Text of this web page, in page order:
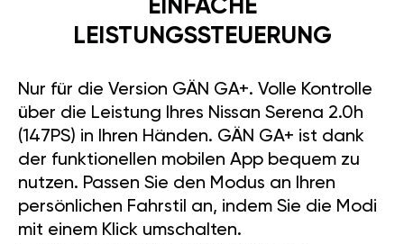
EINFACHE
LEISTUNGSSTEUERUNG
Nur für die Version GÄN GA+. Volle Kontrolle
über die Leistung Ihres Nissan Serena 2.0h
(147PS) in Ihren Händen. GÄN GA+ ist dank
der funktionellen mobilen App bequem zu
nutzen. Passen Sie den Modus an Ihren
persönlichen Fahrstil an, indem Sie die Modi
mit einem Klick umschalten.